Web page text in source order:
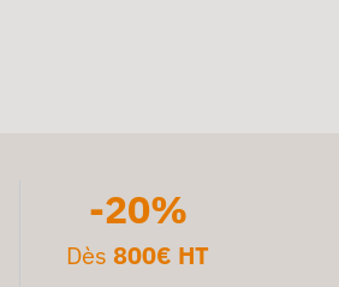
-20%
Dès800€ HT